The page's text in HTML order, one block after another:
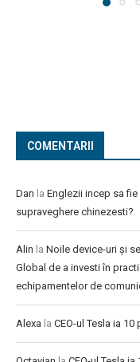
COMENTARII
Dan la Englezii incep sa
supraveghere chinezesti?
Alin la Noile device-uri și
Global de a investi în
echipamentelor de
Alexa la CEO-ul Tesla ia